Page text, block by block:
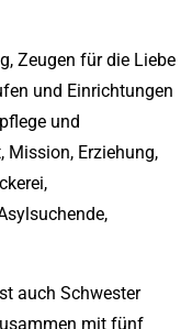
Zeugen für die Liebe
und Einrichtungen
und
Mission, Erziehung,
auch Schwester
mit fünf